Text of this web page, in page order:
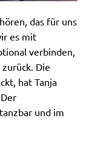
das für uns
es mit
verbinden,
Die
hat Tanja
und im